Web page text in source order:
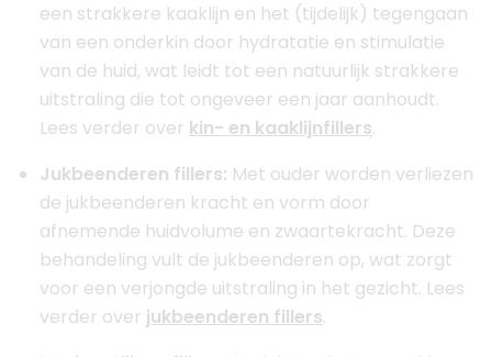
een strakkere kaaklijn en het (tijdelijk) tegengaan
van een onderkin door hydratatie en stimulatie
van de huid, wat leidt tot een natuurlijk strakkere
uitstraling die tot ongeveer een jaar aanhoudt.
Lees verder over kin- en kaaklijnfillers.
Jukbeenderen fillers: Met ouder worden verliezen
de jukbeenderen kracht en vorm door
afnemende huidvolume en zwaartekracht. Deze
behandeling vult de jukbeenderen op, wat zorgt
voor een verjongde uitstraling in het gezicht. Lees
verder over jukbeenderen fillers.